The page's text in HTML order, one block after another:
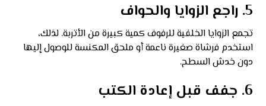
5. راجع الزوايا والحواف
تجمع الزوايا الخلفية للرفوف كمية كبيرة من الأتربة. لذلك،
استخدم فرشاة صغيرة ناعمة أو ملحق المكنسة للوصول إليها
دون خدش السطح.
6. جفف قبل إعادة الكتب